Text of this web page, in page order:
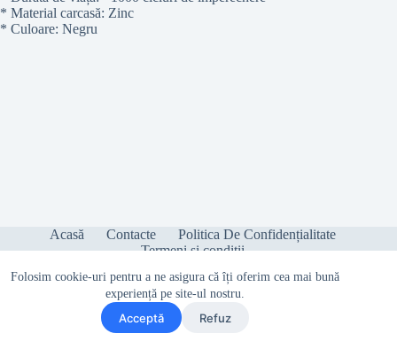
Folosim cookie-uri pentru a ne asigura că îți oferim cea mai bună
experiență pe site-ul nostru.
Acceptă Refuz
* Material carcasă: Zinc
* Culoare: Negru
Acasă Contacte
Politica De Confidențialitate
Termeni și condiții